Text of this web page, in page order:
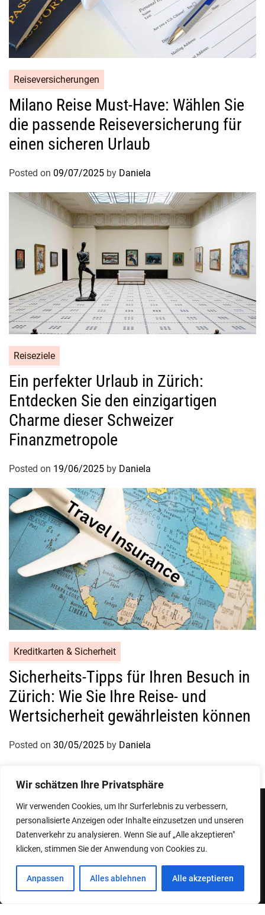
Wir schätzen Ihre Privatsphäre
Wir verwenden Cookies, um Ihr Surferlebnis zu verbessern,
personalisierte Anzeigen oder Inhalte einzusetzen und unseren
Datenverkehr zu analysieren. Wenn Sie auf „Alle akzeptieren"
klicken, stimmen Sie der Anwendung von Cookies zu.
Anpassen Alles ablehnen Alle akzeptieren
Reiseversicherungen
Milano Reise Must-Have: Wählen Sie
die passende Reiseversicherung für
einen sicheren Urlaub
Posted on 09/07/2025 by Daniela
Reiseziele
Ein perfekter Urlaub in Zürich:
Entdecken Sie den einzigartigen
Charme dieser Schweizer
Finanzmetropole
Posted on 19/06/2025 by Daniela
Kreditkarten & Sicherheit
Sicherheits-Tipps für Ihren Besuch in
Zürich: Wie Sie Ihre Reise- und
Wertsicherheit gewährleisten können
Posted on 30/05/2025 by Daniela
Designed & Developed by ThemeinWP Team
ImpressumDatenschutzerklärung